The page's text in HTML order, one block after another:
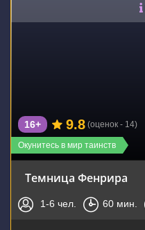
Окунитесь в мир таинств
16+ 9.8 (оценок - 14)
Темница Фенрира
1-6 чел. 60 мин.